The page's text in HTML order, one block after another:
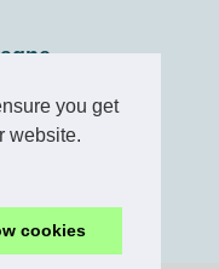
you get
website.
cookies